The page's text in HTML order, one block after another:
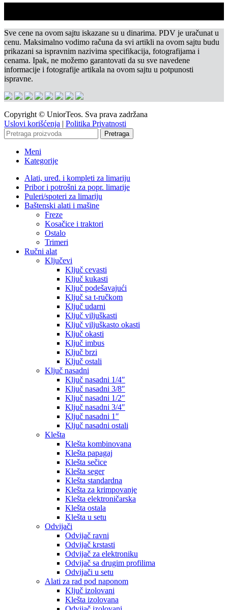
Sve cene na ovom sajtu iskazane su u dinarima. PDV je uračunat u
cenu. Maksimalno vodimo računa da svi artikli na ovom sajtu budu
prikazani sa ispravnim nazivima specifikacija, fotografijama i
cenama. Ipak, ne možemo garantovati da su sve navedene
informacije i fotografije artikala na ovom sajtu u potpunosti
ispravne.
Copyright © UniorTeos. Sva prava zadržana
Uslovi korišćenja | Politika Privatnosti
Pretraga
Meni
Kategorije
Alati, uređ. i kompleti za limariju
Pribor i potrošni za popr. limarije
Puleri/spoteri za limariju
Baštenski alati i mašine
Freze
Kosačice i traktori
Ostalo
Trimeri
Ručni alat
Ključevi
Ključ cevasti
Ključ kukasti
Ključ podešavajući
Ključ sa t-ručkom
Ključ udarni
Ključ viljuškasti
Ključ viljuškasto okasti
Ključ okasti
Ključ imbus
Ključ brzi
Ključ ostali
Ključ nasadni
Ključ nasadni 1/4″
Ključ nasadni 3/8″
Ključ nasadni 1/2″
Ključ nasadni 3/4″
Ključ nasadni 1″
Ključ nasadni ostali
Klešta
Klešta kombinovana
Klešta papagaj
Klešta sečice
Klešta seger
Klešta standardna
Klešta za krimpovanje
Klešta elektroničarska
Klešta ostala
Klešta u setu
Odvijači
Odvijač ravni
Odvijač krstasti
Odvijač za elektroniku
Odvijač sa drugim profilima
Odvijači u setu
Alati za rad pod naponom
Ključ izolovani
Klešta izolovana